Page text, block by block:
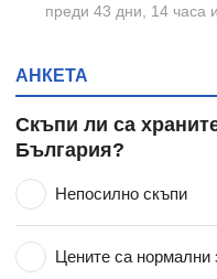
преди 43 дни, 14 часа
АНКЕТА
Скъпи ли са
България?
Непосилно скъпи
Цените са нормални